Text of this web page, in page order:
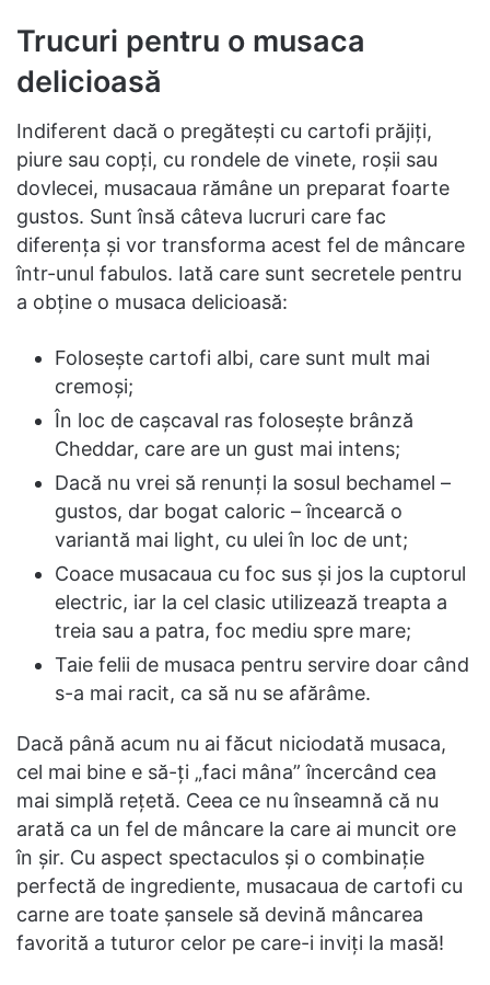
Trucuri pentru o musaca
delicioasă
Indiferent dacă o pregătești cu cartofi prăjiți,
piure sau copți, cu rondele de vinete, roșii sau
dovlecei, musacaua rămâne un preparat foarte
gustos. Sunt însă câteva lucruri care fac
diferența și vor transforma acest fel de mâncare
într-unul fabulos. Iată care sunt secretele pentru
a obține o musaca delicioasă:
Folosește cartofi albi, care sunt mult mai
cremoși;
În loc de cașcaval ras folosește brânză
Cheddar, care are un gust mai intens;
Dacă nu vrei să renunți la sosul bechamel –
gustos, dar bogat caloric – încearcă o
variantă mai light, cu ulei în loc de unt;
Coace musacaua cu foc sus și jos la cuptorul
electric, iar la cel clasic utilizează treapta a
treia sau a patra, foc mediu spre mare;
Taie felii de musaca pentru servire doar când
s-a mai racit, ca să nu se afărâme.
Dacă până acum nu ai făcut niciodată musaca,
cel mai bine e să-ți „faci mâna” încercând cea
mai simplă rețetă. Ceea ce nu înseamnă că nu
arată ca un fel de mâncare la care ai muncit ore
în șir. Cu aspect spectaculos și o combinație
perfectă de ingrediente, musacaua de cartofi cu
carne are toate șansele să devină mâncarea
favorită a tuturor celor pe care-i inviți la masă!